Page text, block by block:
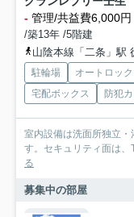
- 管理/共益費6,000円
/築13年 /5階建
山陰本線「二条」駅
駐輪場 オートロック
宅配ボックス
防犯
室内設備は洗面所独立
す。セキュリティ面は、
る
募集中の部屋